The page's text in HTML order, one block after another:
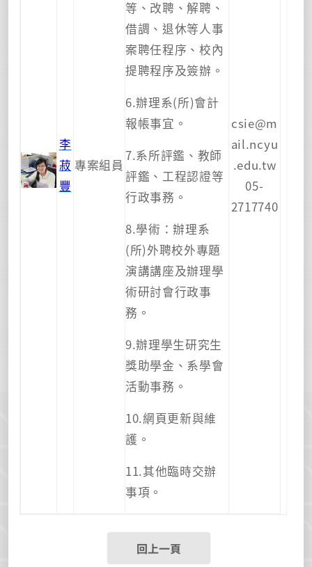
李
菽
豐
專案組員
等、改聘、解聘、
借調、退休等人事
案聘任程序、校內
提聘程序及簽辦。
6.辦理系(所)會計
報帳事宜。
7.系所評鑑、教師
評鑑、工程認證等
行政事務。
8.學術：辦理系
(所)外聘校外專題
演講講座及辦理學
術研討會行政事
務。
9.辦理學生研究生
獎助學金、系學會
活動事務。
10.網頁更新與維
護。
11.其他臨時交辦
事項。
csie@m
ail.ncyu
.edu.tw
05-
2717740
回上一頁